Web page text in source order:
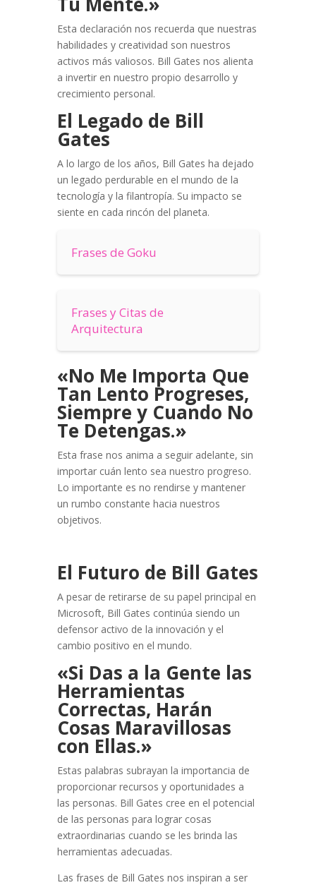
Esta declaración nos recuerda que nuestras
habilidades y creatividad son nuestros
activos más valiosos. Bill Gates nos alienta
a invertir en nuestro propio desarrollo y
crecimiento personal.
El Legado de Bill
Gates
A lo largo de los años, Bill Gates ha dejado
un legado perdurable en el mundo de la
tecnología y la filantropía. Su impacto se
siente en cada rincón del planeta.
Frases de Goku
Frases y Citas de
Arquitectura
«No Me Importa Que
Tan Lento Progreses,
Siempre y Cuando No
Te Detengas.»
Esta frase nos anima a seguir adelante, sin
importar cuán lento sea nuestro progreso.
Lo importante es no rendirse y mantener
un rumbo constante hacia nuestros
objetivos.
El Futuro de Bill Gates
A pesar de retirarse de su papel principal en
Microsoft, Bill Gates continúa siendo un
defensor activo de la innovación y el
cambio positivo en el mundo.
«Si Das a la Gente las
Herramientas
Correctas, Harán
Cosas Maravillosas
con Ellas.»
Estas palabras subrayan la importancia de
proporcionar recursos y oportunidades a
las personas. Bill Gates cree en el potencial
de las personas para lograr cosas
extraordinarias cuando se les brinda las
herramientas adecuadas.
Las frases de Bill Gates nos inspiran a ser